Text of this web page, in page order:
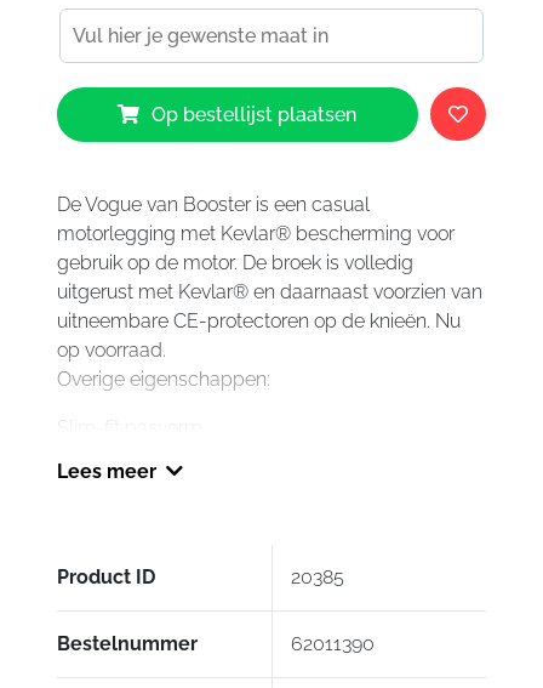
Booster
Vogue
aantal
Op bestellijst plaatsen
De Vogue van Booster is een casual
motorlegging met Kevlar® bescherming voor
gebruik op de motor. De broek is volledig
uitgerust met Kevlar® en daarnaast voorzien van
uitneembare CE-protectoren op de knieën. Nu
op voorraad.
Overige eigenschappen:
Volledig voorzien van Kevlar®
Lees meer
Product ID 20385
Bestelnummer 62011390